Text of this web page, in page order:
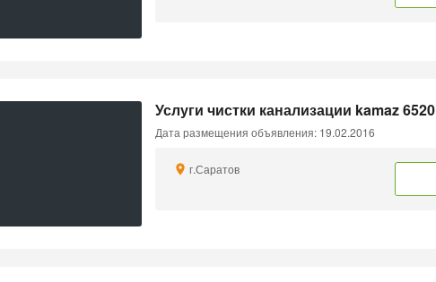
Услуги чистки канализации kamaz 6520
Дата размещения объявления: 19.02.2016
г.Саратов